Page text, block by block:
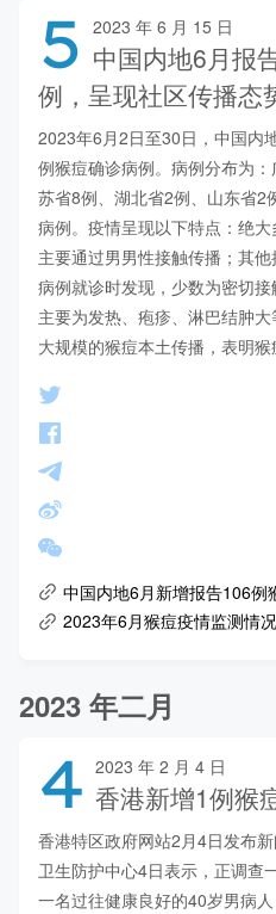
5 2023 年 6 月 15 日
中国内地6月报
例，呈现社区传播态
2023年6月2日至30日，中国内
例猴痘确诊病例。病例分布为
苏省8例、湖北省2例、山东省2
病例。疫情呈现以下特点：绝
主要通过男男性接触传播；其
病例就诊时发现，少数为密切
主要为发热、疱疹、淋巴结肿
大规模的猴痘本土传播，表明猴
中国内地6月新增报告106例
2023年6月猴痘疫情监测情况
2023 年二月
4 2023 年 2 月 4 日
香港新增1例猴
香港特区政府网站2月4日发布
卫生防护中心4日表示，正调查
一名过往健康良好的40岁男病